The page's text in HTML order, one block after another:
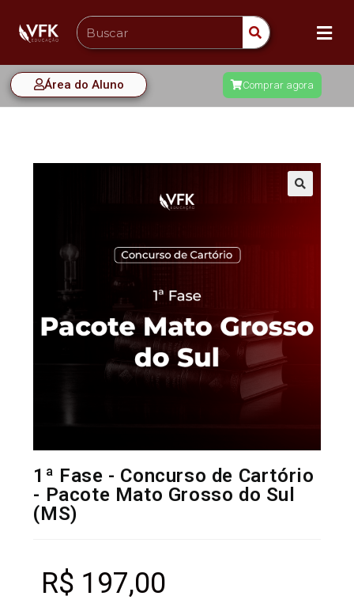
Área do Aluno Comprar agora
1ª Fase - Concurso de Cartório
- Pacote Mato Grosso do Sul
(MS)
R$ 197,00